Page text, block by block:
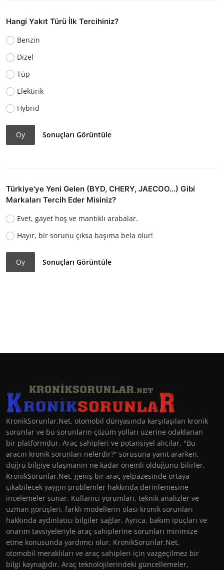
Hangi Yakıt Türü İlk Tercihiniz?
Benzin
Dizel
Tüp
Elektirik
Hybrid
Oy Sonuçları Görüntüle
Türkiye'ye Yeni Gelen (BYD, CHERY, JAECOO...) Gibi
Markaları Tercih Eder Misiniz?
Evet, gayet hoş ve mantıklı arabalar.
Hayır, bir sorunu çıksa başıma bela olur!
Oy Sonuçları Görüntüle
KronikSorunlar.Net, otomobil dünyasında karşılaşılan kronik
sorunlar ve bu sorunların çözüm yolları üzerine odaklanan
bir platformdur. Araç sahipleri ve potansiyel alıcılar, "Bu
aracın kronik sorunları nelerdir?" sorusuna yanıt ararken,
doğru bilgiye ulaşmanın ne kadar önemli olduğunu bilirler.
KronikSorunlar.Net, geniş bir araç yelpazesinde ortaya
çıkabilecek yaygın problemler hakkında derinlemesine
incelemeler sunar. Kullanıcı yorumları, teknik analizler ve
uzman görüşleri, farklı modellerin olası kronik sorunları
hakkında aydınlatıcı bilgiler sağlar. Ayrıca, bakım ipuçları ve
onarım tavsiyeleriyle araç sahiplerine sorunları minimize
etme konusunda yardımcı olur. KronikSorunlar.Net,
otomobil meraklıları ve araç sahipleri için vazgeçilmez bir
bilgi kaynağıdır. Araç teknolojilerindeki güncellemeler,